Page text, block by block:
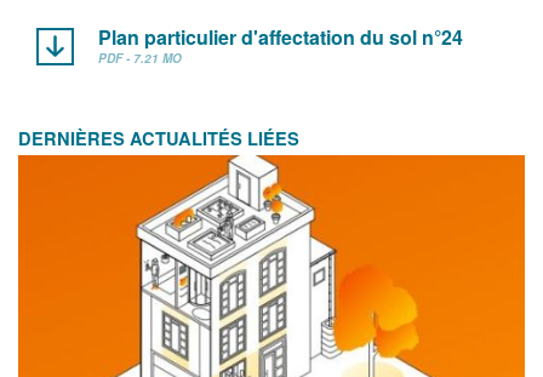
Plan particulier d'affectation du sol n°24
PDF - 7.21 MO
DERNIÈRES ACTUALITÉS LIÉES